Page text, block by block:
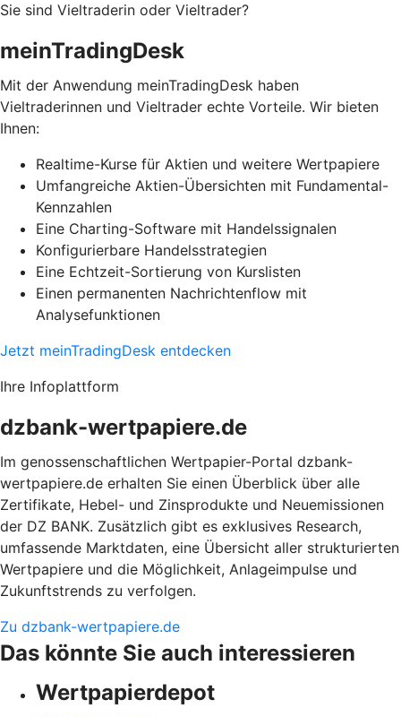
Sie sind Vieltraderin oder Vieltrader?
meinTradingDesk
Mit der Anwendung meinTradingDesk haben
Vieltraderinnen und Vieltrader echte Vorteile. Wir bieten
Ihnen:
Realtime-Kurse für Aktien und weitere Wertpapiere
Umfangreiche Aktien-Übersichten mit Fundamental-
Kennzahlen
Eine Charting-Software mit Handelssignalen
Konfigurierbare Handelsstrategien
Eine Echtzeit-Sortierung von Kurslisten
Einen permanenten Nachrichtenflow mit
Analysefunktionen
Jetzt meinTradingDesk entdecken
Ihre Infoplattform
dzbank-wertpapiere.de
Im genossenschaftlichen Wertpapier-Portal dzbank-
wertpapiere.de erhalten Sie einen Überblick über alle
Zertifikate, Hebel- und Zinsprodukte und Neuemissionen
der DZ BANK. Zusätzlich gibt es exklusives Research,
umfassende Marktdaten, eine Übersicht aller strukturierten
Wertpapiere und die Möglichkeit, Anlageimpulse und
Zukunftstrends zu verfolgen.
Zu dzbank-wertpapiere.de
Das könnte Sie auch interessieren
Wertpapierdepot